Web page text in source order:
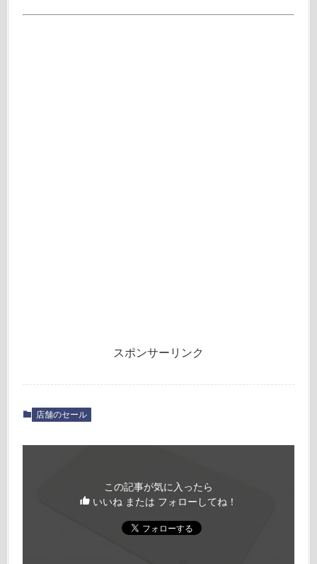
スポンサーリンク
店舗のセール
この記事が気に入ったら
いいね または フォローしてね！